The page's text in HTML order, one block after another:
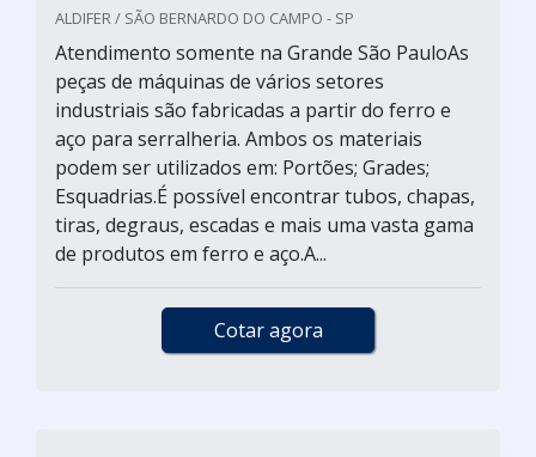
ALDIFER / SÃO BERNARDO DO CAMPO - SP
Atendimento somente na Grande São PauloAs
peças de máquinas de vários setores
industriais são fabricadas a partir do ferro e
aço para serralheria. Ambos os materiais
podem ser utilizados em: Portões; Grades;
Esquadrias.É possível encontrar tubos, chapas,
tiras, degraus, escadas e mais uma vasta gama
de produtos em ferro e aço.A...
Cotar agora